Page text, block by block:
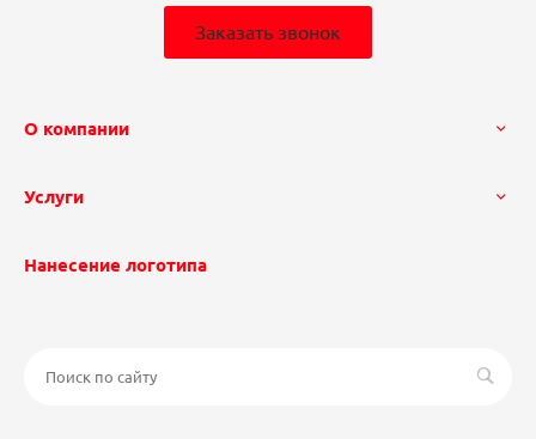
Заказать звонок
О компании
Услуги
Нанесение логотипа